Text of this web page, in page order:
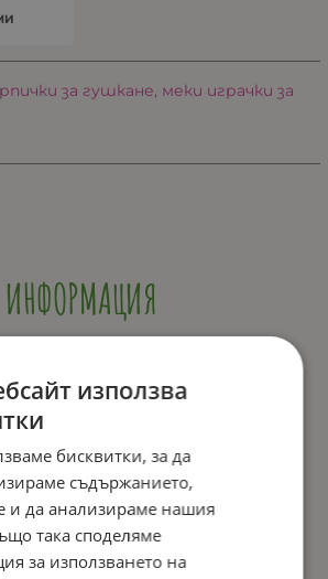
за гушкане, меки играчки за
ИНФОРМАЦИЯ
гризалка и забавни пластмасови
висококачествени материали;
EN 71;
месеца;
използва
бисквитки, за да
съдържанието,
и да анализираме нашия
така споделяме
за използването на